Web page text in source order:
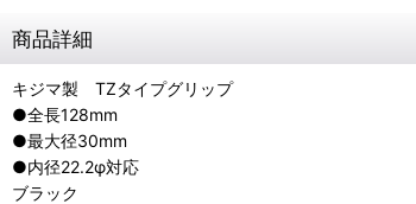
商品詳細
キジマ製 TZタイプグリップ
●全長128mm
●最大径30mm
●内径22.2φ対応
ブラック